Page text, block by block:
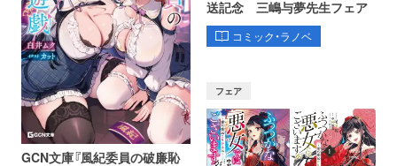
GCN文庫『風紀委員の破廉恥
送記念 三嶋与夢先生フェア
コミック・ラノベ
フェア